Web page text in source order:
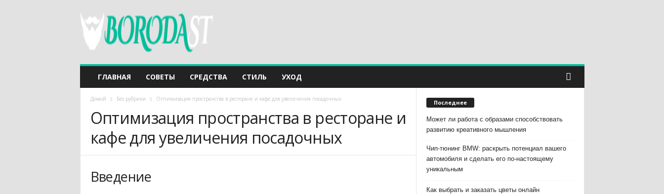
ГЛАВНАЯ СОВЕТЫ СРЕДСТВА СТИЛЬ УХОД
Домой Без рубрики Оптимизация пространства в ресторане и кафе для увеличения посадочных
Оптимизация пространства в ресторане и
кафе для увеличения посадочных
Введение
Последнее
Может ли работа с образами способствовать
развитию креативного мышления
Чип-тюнинг BMW: раскрыть потенциал вашего
автомобиля и сделать его по-настоящему
уникальным
Как выбрать и заказать цветы онлайн